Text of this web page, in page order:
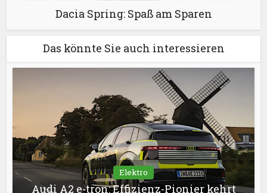
Dacia Spring: Spaß am Sparen
Das könnte Sie auch interessieren
Elektro
Audi A2 e-tron: Effizienz-Pionier kehrt